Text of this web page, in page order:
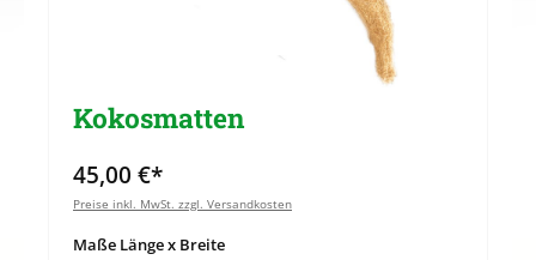
Kokosmatten
45,00 €*
Preise inkl. MwSt. zzgl. Versandkosten
Maße Länge x Breiteauswählen